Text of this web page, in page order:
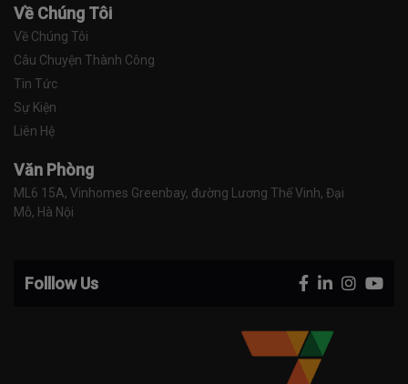
Về Chúng Tôi
Về Chúng Tôi
Câu Chuyện Thành Công
Tin Tức
Sự Kiện
Liên Hệ
Văn Phòng
ML6 15A, Vinhomes Greenbay, đường Lương Thế Vinh, Đại
Mỗ, Hà Nội
Folllow Us